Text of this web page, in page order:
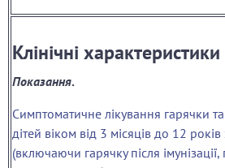
Клінічні характеристики
Показання.
Симптоматичне лікування гарячки
дітей віком від 3 місяців до 12
(включаючи гарячку після імунізації,